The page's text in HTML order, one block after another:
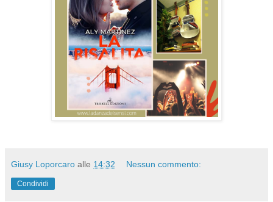
Giusy Loporcaro alle 14:32 Nessun commento:
Condividi